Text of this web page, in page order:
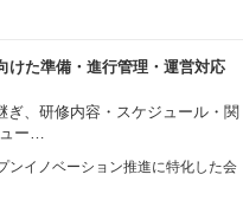
けた準備・進行管理・運営対応
、研修内容・スケジュール・関
ー…
ンイノベーション推進に特化した会